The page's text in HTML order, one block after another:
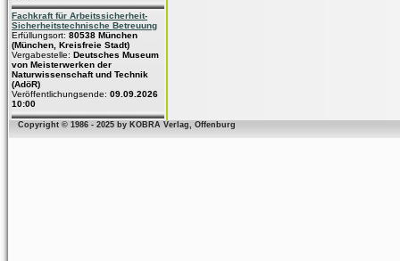
Fachkraft für Arbeitssicherheit-
Sicherheitstechnische Betreuung
Erfüllungsort: 80538 München
(München, Kreisfreie Stadt)
Vergabestelle: Deutsches Museum
von Meisterwerken der
Naturwissenschaft und Technik
(AdöR)
Veröffentlichungsende: 09.09.2026
10:00
Copyright © 1986 - 2025 by KOBRA Verlag, Offenburg